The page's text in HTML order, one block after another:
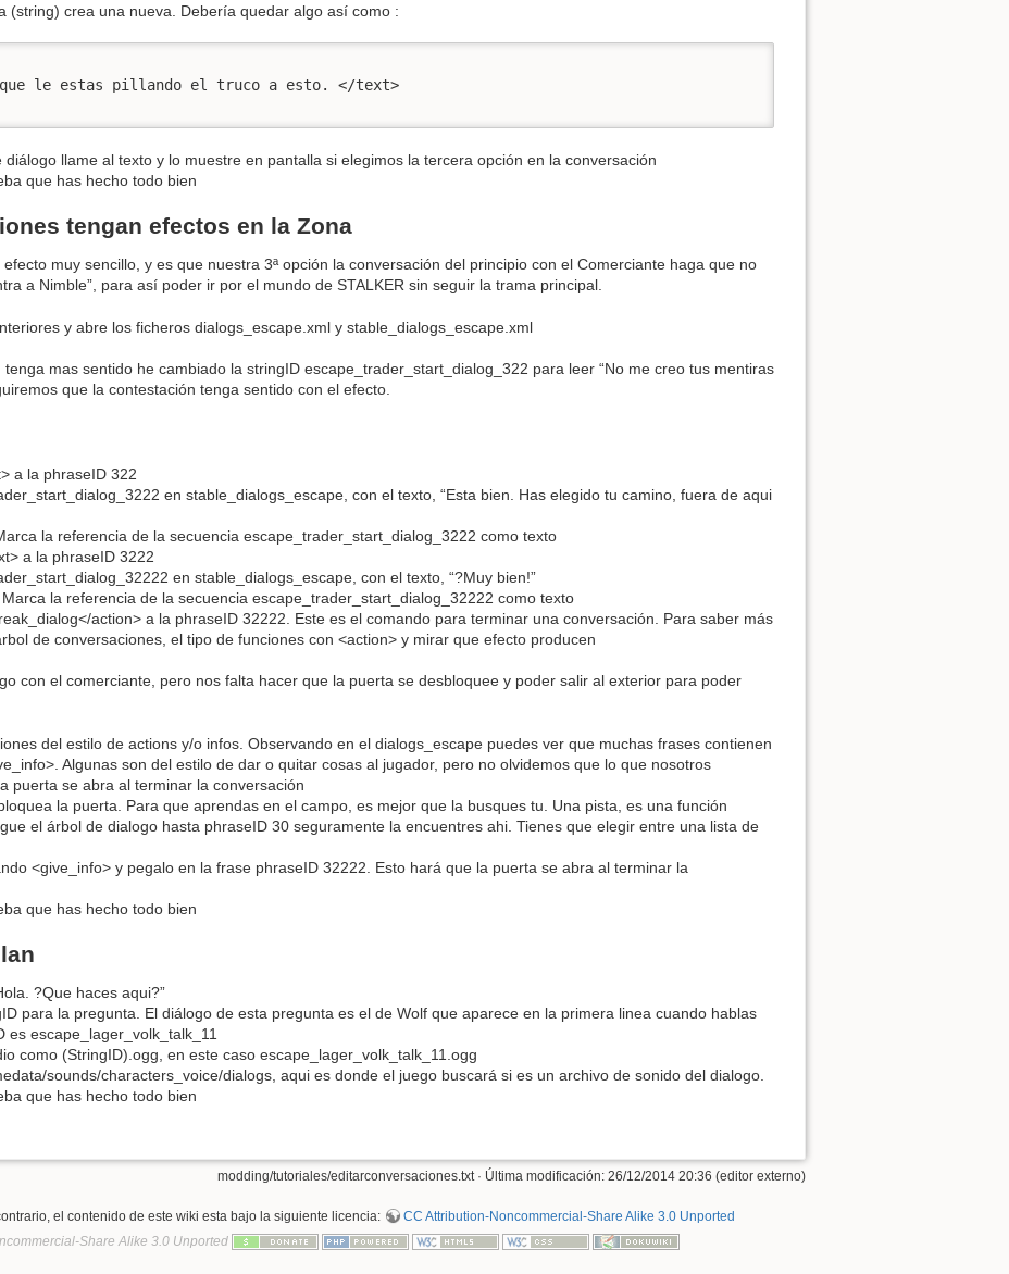
(string) crea una nueva. Debería quedar algo así como :
que le estas pillando el truco a esto. </text>
llame al texto y lo muestre en pantalla si elegimos la tercera opción en la conversación
que has hecho todo bien
tengan efectos en la Zona
muy sencillo, y es que nuestra 3ª opción la conversación del principio con el Comerciante haga que no
a Nimble”, para así poder ir por el mundo de STALKER sin seguir la trama principal.
y abre los ficheros dialogs_escape.xml y stable_dialogs_escape.xml
mas sentido he cambiado la stringID escape_trader_start_dialog_322 para leer “No me creo tus mentiras
que la contestación tenga sentido con el efecto.
a la phraseID 322
en stable_dialogs_escape, con el texto, “Esta bien. Has elegido tu camino, fuera de aqui
la referencia de la secuencia escape_trader_start_dialog_3222 como texto
a la phraseID 3222
en stable_dialogs_escape, con el texto, “?Muy bien!”
la referencia de la secuencia escape_trader_start_dialog_32222 como texto
action> a la phraseID 32222. Este es el comando para terminar una conversación. Para saber más
de conversaciones, el tipo de funciones con <action> y mirar que efecto producen
con el comerciante, pero nos falta hacer que la puerta se desbloquee y poder salir al exterior para poder
del estilo de actions y/o infos. Observando en el dialogs_escape puedes ver que muchas frases contienen
Algunas son del estilo de dar o quitar cosas al jugador, pero no olvidemos que lo que nosotros
puerta se abra al terminar la conversación
la puerta. Para que aprendas en el campo, es mejor que la busques tu. Una pista, es una función
el árbol de dialogo hasta phraseID 30 seguramente la encuentres ahi. Tienes que elegir entre una lista de
<give_info> y pegalo en la frase phraseID 32222. Esto hará que la puerta se abra al terminar la
que has hecho todo bien
?Que haces aqui?”
para la pregunta. El diálogo de esta pregunta es el de Wolf que aparece en la primera linea cuando hablas
es escape_lager_volk_talk_11
como (StringID).ogg, en este caso escape_lager_volk_talk_11.ogg
sounds/characters_voice/dialogs, aqui es donde el juego buscará si es un archivo de sonido del dialogo.
que has hecho todo bien
modding/tutoriales/editarconversaciones.txt· Última modificación: 26/12/2014 20:36 (editor externo)
el contenido de este wiki esta bajo la siguiente licencia: CC Attribution-Noncommercial-Share Alike 3.0 Unported